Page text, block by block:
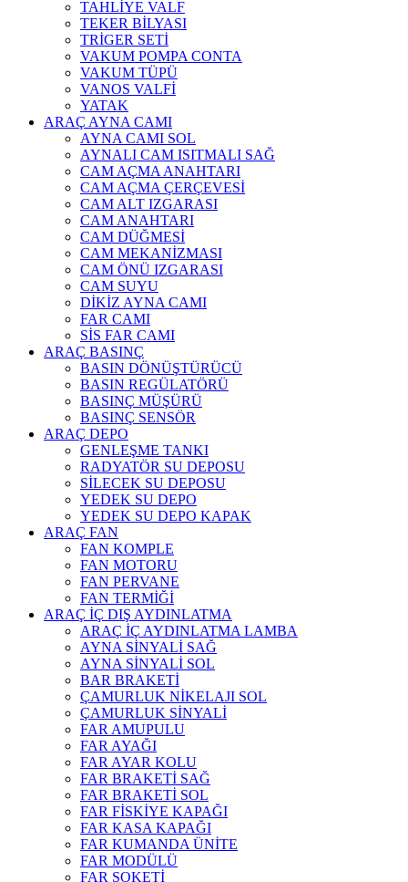
TAHLİYE VALF
TEKER BİLYASI
TRİGER SETİ
VAKUM POMPA CONTA
VAKUM TÜPÜ
VANOS VALFİ
YATAK
ARAÇ AYNA CAMI
AYNA CAMI SOL
AYNALI CAM ISITMALI SAĞ
CAM AÇMA ANAHTARI
CAM AÇMA ÇERÇEVESİ
CAM ALT IZGARASI
CAM ANAHTARI
CAM DÜĞMESİ
CAM MEKANİZMASI
CAM ÖNÜ IZGARASI
CAM SUYU
DİKİZ AYNA CAMI
FAR CAMI
SİS FAR CAMI
ARAÇ BASINÇ
BASIN DÖNÜŞTÜRÜCÜ
BASIN REGÜLATÖRÜ
BASINÇ MÜŞÜRÜ
BASINÇ SENSÖR
ARAÇ DEPO
GENLEŞME TANKI
RADYATÖR SU DEPOSU
SİLECEK SU DEPOSU
YEDEK SU DEPO
YEDEK SU DEPO KAPAK
ARAÇ FAN
FAN KOMPLE
FAN MOTORU
FAN PERVANE
FAN TERMİĞİ
ARAÇ İÇ DIŞ AYDINLATMA
ARAÇ İÇ AYDINLATMA LAMBA
AYNA SİNYALİ SAĞ
AYNA SİNYALİ SOL
BAR BRAKETİ
ÇAMURLUK NİKELAJI SOL
ÇAMURLUK SİNYALİ
FAR AMUPULU
FAR AYAĞI
FAR AYAR KOLU
FAR BRAKETİ SAĞ
FAR BRAKETİ SOL
FAR FİSKİYE KAPAĞI
FAR KASA KAPAĞI
FAR KUMANDA ÜNİTE
FAR MODÜLÜ
FAR SOKETİ